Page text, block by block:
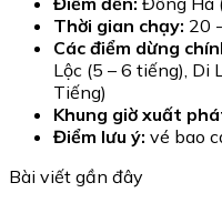
Thời gian chạy: 20
Các điểm dừng
Lộc (5 – 6 tiếng), Di
Tiếng)
Khung giờ xuất
Điểm lưu ý: vé bao
Bài viết gần đây